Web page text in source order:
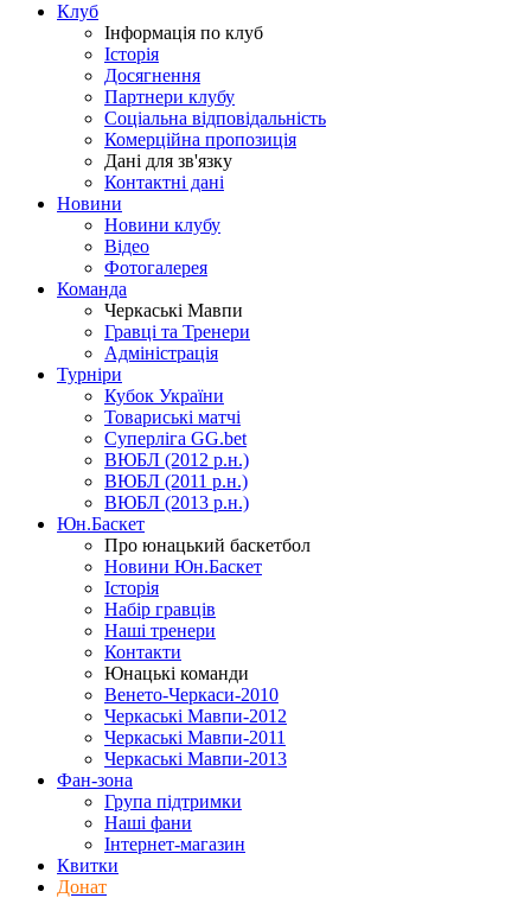
Клуб
Інформація по клуб
Історія
Досягнення
Партнери клубу
Соціальна відповідальність
Комерційна пропозиція
Дані для зв'язку
Контактні дані
Новини
Новини клубу
Відео
Фотогалерея
Команда
Черкаські Мавпи
Гравці та Тренери
Адміністрація
Турніри
Кубок України
Товариські матчі
Суперліга GG.bet
ВЮБЛ (2012 р.н.)
ВЮБЛ (2011 р.н.)
ВЮБЛ (2013 р.н.)
Юн.Баскет
Про юнацький баскетбол
Новини Юн.Баскет
Історія
Набір гравців
Наші тренери
Контакти
Юнацькі команди
Венето-Черкаси-2010
Черкаські Мавпи-2012
Черкаські Мавпи-2011
Черкаські Мавпи-2013
Фан-зона
Група підтримки
Наші фани
Інтернет-магазин
Квитки
Донат